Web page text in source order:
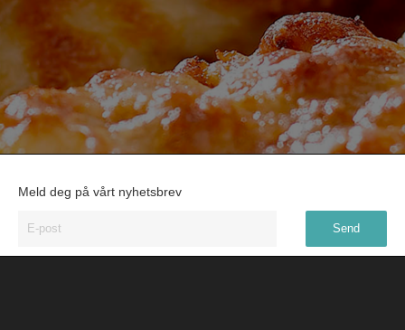
Meld deg på vårt nyhetsbrev